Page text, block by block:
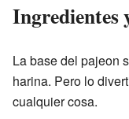
Ingredientes
La base del pajeon
harina. Pero lo
cualquier cosa.